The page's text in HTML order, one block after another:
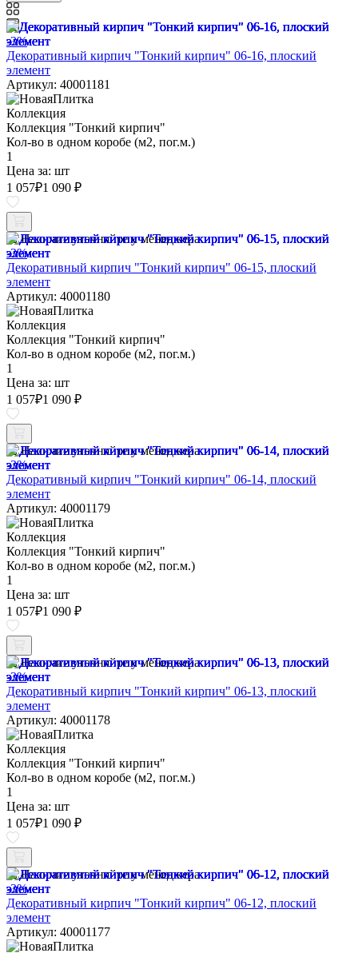
-3%
Декоративный кирпич "Тонкий кирпич" 06-16, плоский
элемент
Артикул: 40001181
Коллекция
Коллекция "Тонкий кирпич"
Кол-во в одном коробе (м2, пог.м.)
1
Цена за: шт
1 057₽1 090 ₽
Наличие уточняйте у менеджера
-3%
Декоративный кирпич "Тонкий кирпич" 06-15, плоский
элемент
Артикул: 40001180
Коллекция
Коллекция "Тонкий кирпич"
Кол-во в одном коробе (м2, пог.м.)
1
Цена за: шт
1 057₽1 090 ₽
Наличие уточняйте у менеджера
-3%
Декоративный кирпич "Тонкий кирпич" 06-14, плоский
элемент
Артикул: 40001179
Коллекция
Коллекция "Тонкий кирпич"
Кол-во в одном коробе (м2, пог.м.)
1
Цена за: шт
1 057₽1 090 ₽
Наличие уточняйте у менеджера
-3%
Декоративный кирпич "Тонкий кирпич" 06-13, плоский
элемент
Артикул: 40001178
Коллекция
Коллекция "Тонкий кирпич"
Кол-во в одном коробе (м2, пог.м.)
1
Цена за: шт
1 057₽1 090 ₽
Наличие уточняйте у менеджера
-3%
Декоративный кирпич "Тонкий кирпич" 06-12, плоский
элемент
Артикул: 40001177